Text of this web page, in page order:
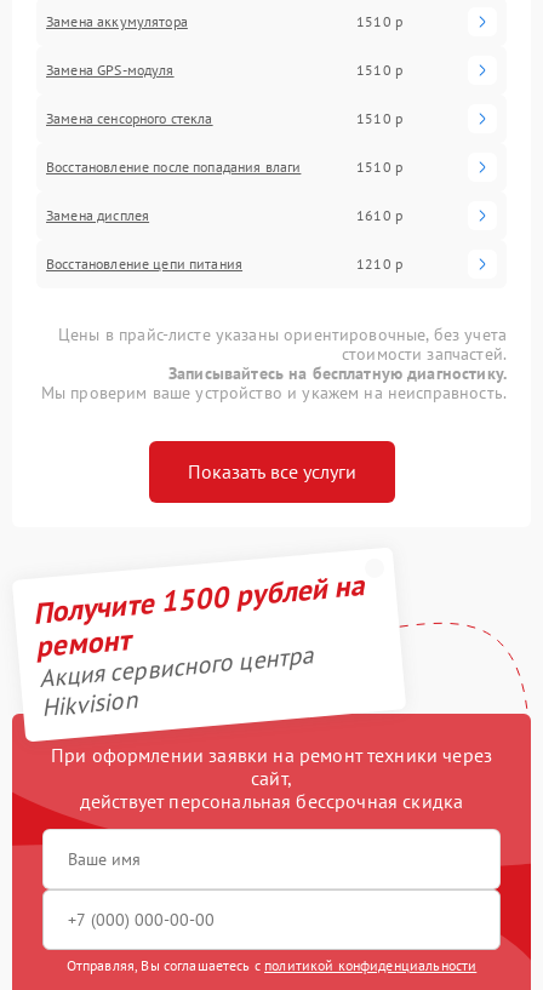
Замена аккумулятора 1510 р
Замена GPS-модуля 1510 р
Замена сенсорного стекла 1510 р
Восстановление после попадания влаги 1510 р
Замена дисплея 1610 р
Восстановление цепи питания 1210 р
Цены в прайс-листе указаны ориентировочные, без учета
стоимости запчастей.
Записывайтесь на бесплатную диагностику.
Мы проверим ваше устройство и укажем на неисправность.
Показать все услуги
Получите 1500 рублей на
ремонт
Акция сервисного центра
Hikvision
При оформлении заявки на ремонт техники через
сайт,
действует персональная бессрочная скидка
Отправляя, Вы соглашаетесь с политикой конфиденциальности